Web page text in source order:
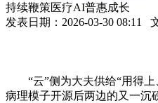
持续鞭策医疗AI普惠成长
发表日期：2026-03-30 08:11
“云”侧为大夫供给“用得上
病理模子开源后两边的又一沉